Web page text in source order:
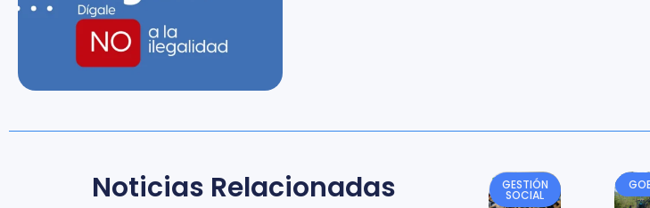
Noticias Relacionadas GESTIÓN
SOCIAL